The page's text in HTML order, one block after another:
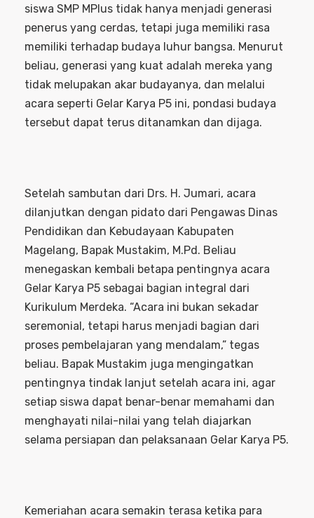
siswa SMP MPlus tidak hanya menjadi generasi
penerus yang cerdas, tetapi juga memiliki rasa
memiliki terhadap budaya luhur bangsa. Menurut
beliau, generasi yang kuat adalah mereka yang
tidak melupakan akar budayanya, dan melalui
acara seperti Gelar Karya P5 ini, pondasi budaya
tersebut dapat terus ditanamkan dan dijaga.
Setelah sambutan dari Drs. H. Jumari, acara
dilanjutkan dengan pidato dari Pengawas Dinas
Pendidikan dan Kebudayaan Kabupaten
Magelang, Bapak Mustakim, M.Pd. Beliau
menegaskan kembali betapa pentingnya acara
Gelar Karya P5 sebagai bagian integral dari
Kurikulum Merdeka. “Acara ini bukan sekadar
seremonial, tetapi harus menjadi bagian dari
proses pembelajaran yang mendalam,” tegas
beliau. Bapak Mustakim juga mengingatkan
pentingnya tindak lanjut setelah acara ini, agar
setiap siswa dapat benar-benar memahami dan
menghayati nilai-nilai yang telah diajarkan
selama persiapan dan pelaksanaan Gelar Karya P5.
Kemeriahan acara semakin terasa ketika para